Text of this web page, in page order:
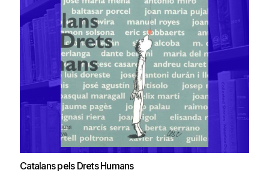
Catalans pels Drets Humans